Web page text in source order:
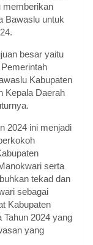
memberikan
Bawaslu untuk
besar yaitu
Kabupaten
Kepala Daerah
2024 ini menjadi
serta
tekad dan
sebagai
Kabupaten
2024 yang
yang